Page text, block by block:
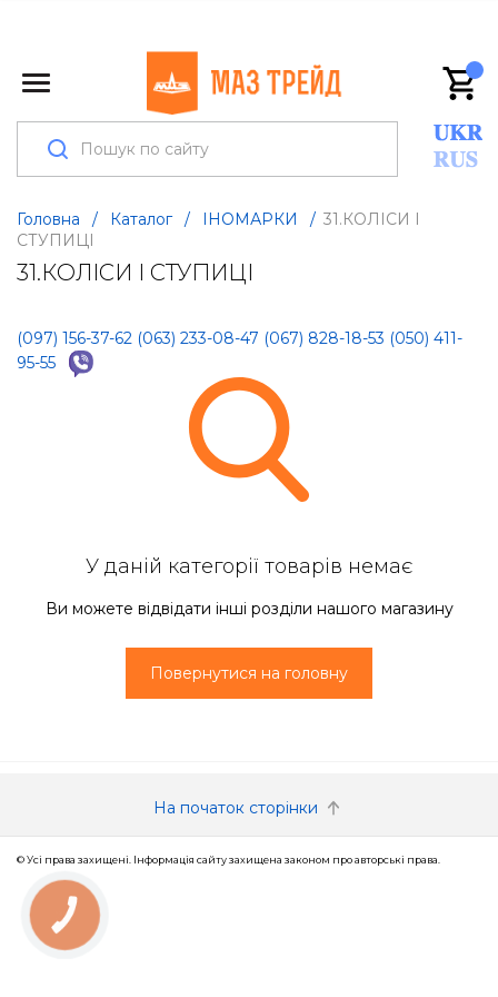
Головна / Каталог / ІНОМАРКИ / 31.КОЛІСИ І
СТУПИЦІ
31.КОЛІСИ І СТУПИЦІ
(097) 156-37-62 (063) 233-08-47 (067) 828-18-53 (050) 411-
95-55
У даній категорії товарів немає
Ви можете відвідати інші розділи нашого магазину
Повернутися на головну
На початок сторінки
© Усі права захищені. Інформація сайту захищена законом про авторські права.
КНОПКА
ЗВ'ЯЗКУ